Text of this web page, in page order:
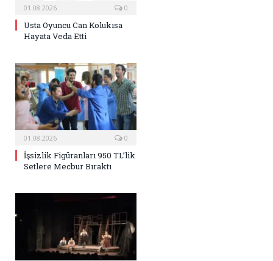
01.08.2026 0
Usta Oyuncu Can Kolukısa
Hayata Veda Etti
01.08.2026 0
İşsizlik Figüranları 950 TL’lik
Setlere Mecbur Bıraktı